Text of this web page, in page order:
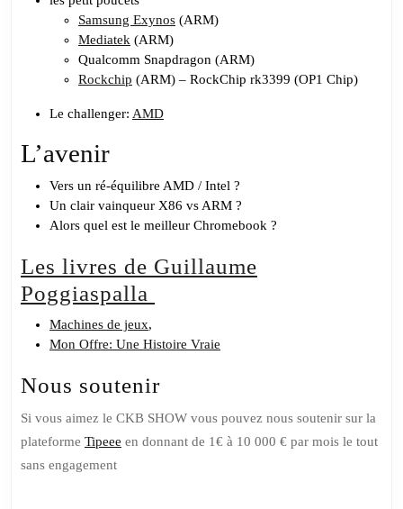
Samsung Exynos (ARM)
Mediatek (ARM)
Qualcomm Snapdragon (ARM)
Rockchip (ARM) – RockChip rk3399 (OP1 Chip)
Le challenger: AMD
L’avenir
Vers un ré-équilibre AMD / Intel ?
Un clair vainqueur X86 vs ARM ?
Alors quel est le meilleur Chromebook ?
Les livres de Guillaume
Poggiaspalla
Machines de jeux,
Mon Offre: Une Histoire Vraie
Nous soutenir
Si vous aimez le CKB SHOW vous pouvez nous soutenir sur la
plateforme Tipeee en donnant de 1€ à 10 000 € par mois le tout
sans engagement